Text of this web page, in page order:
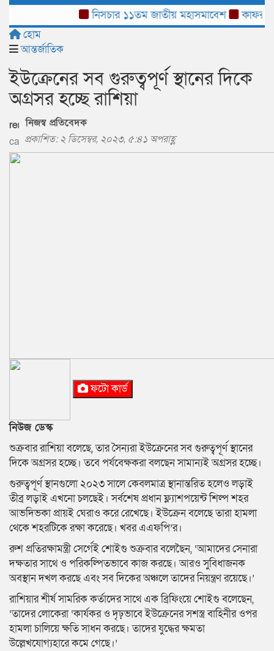
নিসচার ১১তম জাতীয় মহাসমাবেশ
কাফরুলে
হোম
আন্তর্জাতিক
ইউক্রেনের সব গুরুত্বপূর্ণ স্থানের দিকে
অগ্রসর হচ্ছে রাশিয়া
নিজস্ব প্রতিবেদক
প্রকাশিত: ২ ডিসেম্বর, ২০২৩, ৫:৪১ অপরাহ্ণ
ফটো কার্ড
নিউজ ডেস্ক
শুক্রবার রাশিয়া বলেছে, তার সৈন্যরা ইউক্রেনের সব গুরুত্বপূর্ণ স্থানের
দিকে অগ্রসর হচ্ছে। তবে পর্যবেক্ষকরা বলছেন সামান্যই অগ্রসর হচ্ছে।
গুরুত্বপূর্ণ স্থানগুলো ২০২৩ সালে কেবলমাত্র স্থানান্তরিত হলেও লড়াই
তীব্র লড়াই এখনো চলছেই। সর্বশেষ প্রধান ফ্ল্যাশপয়েন্ট শিল্প শহর
আভদিভকা প্রায়ই ঘেরাও করে রেখেছে। ইউক্রেন বলেছে তারা হামলা
থেকে শহরটিকে রক্ষা করেছে। খবর এএফপি’র।
রুশ প্রতিরক্ষামন্ত্রী সের্গেই শোইগু শুক্রবার বলেছৈন, ‘আমাদের সেনারা
দক্ষতার সাথে ও পরিকল্পিতভাবে কাজ করছে। আরও সুবিধাজনক
অবস্থান দখল করছে এবং সব দিকের অঞ্চলে তাদের নিয়ন্ত্রণ রয়েছে।’
রাশিয়ার শীর্ষ সামরিক কর্তাদের সাথে এক ব্রিফিংয়ে শোইগু বলেছেন,
‘তাদের লোকেরা ‘কার্যকর ও দৃঢ়ভাবে ইউক্রেনের সশস্ত্র বাহিনীর ওপর
হামলা চালিয়ে ক্ষতি সাধন করছে। তাদের যুদ্ধের ক্ষমতা
উল্লেখযোগ্যহারে কমে গেছে।’